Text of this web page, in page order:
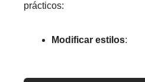
prácticos:
Modificar estilos: